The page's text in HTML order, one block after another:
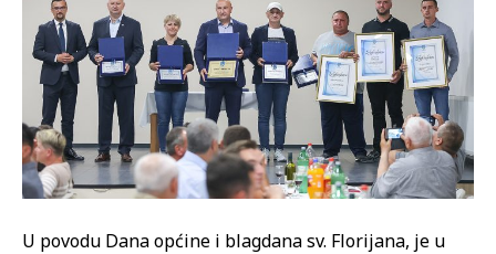
U povodu Dana općine i blagdana sv. Florijana, je u